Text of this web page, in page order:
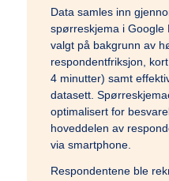
Data samles inn
spørreskjema i Google
valgt på bakgrunn av
respondentfriksjon,
4 minutter) samt
datasett.
optimalisert for
hoveddelen av
via smartphone.
Respondentene ble